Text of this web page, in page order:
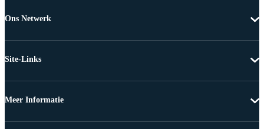
Ons Netwerk
Site-Links
Meer Informatie